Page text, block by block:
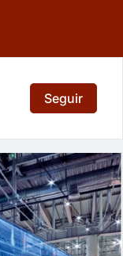
Seguir